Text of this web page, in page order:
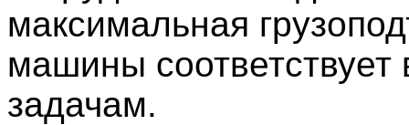
максимальная
машины
задачам.